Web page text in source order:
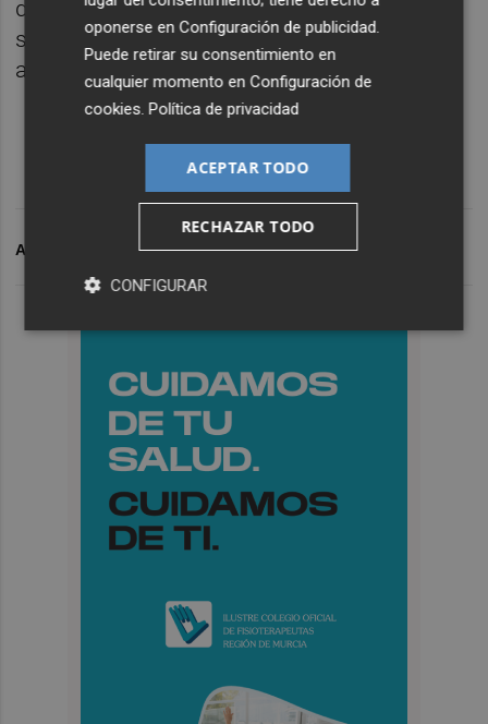
dicho, para nosotros lo primero es Lorca, y
seremos exigentes donde sea, como sea y
ante quien sea".
ARCHIVADO EN LORCA IBI
oponerse enConfiguración de publicidad.
Puede retirar su consentimiento en
cualquier momento enConfiguración de
cookies.Política de privacidad
ACEPTAR TODO
RECHAZAR TODO
CONFIGURAR